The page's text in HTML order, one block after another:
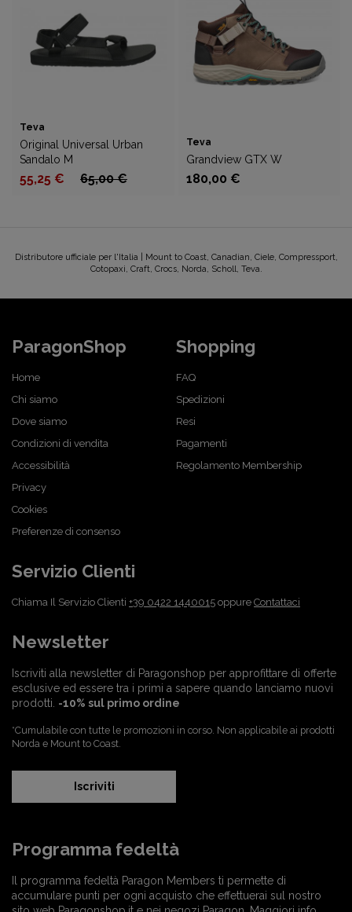
Teva
Original Universal Urban
Sandalo M
55,25 € 65,00 €
Teva
Grandview GTX W
180,00 €
Distributore ufficiale per l'Italia | Mount to Coast, Canadian, Ciele, Compressport,
Cotopaxi, Craft, Crocs, Norda, Scholl, Teva.
ParagonShop
Home
Chi siamo
Dove siamo
Condizioni di vendita
Accessibilità
Privacy
Cookies
Preferenze di consenso
Shopping
FAQ
Spedizioni
Resi
Pagamenti
Regolamento Membership
Servizio Clienti
Chiama Il Servizio Clienti +39 0422 1440015 oppure Contattaci
Newsletter
Iscriviti alla newsletter di Paragonshop per approfittare di offerte
esclusive ed essere tra i primi a sapere quando lanciamo nuovi
prodotti. -10% sul primo ordine
*Cumulabile con tutte le promozioni in corso. Non applicabile ai prodotti
Norda e Mount to Coast.
Iscriviti
Programma fedeltà
Il programma fedeltà Paragon Members ti permette di
accumulare punti per ogni acquisto che effettuerai sul nostro